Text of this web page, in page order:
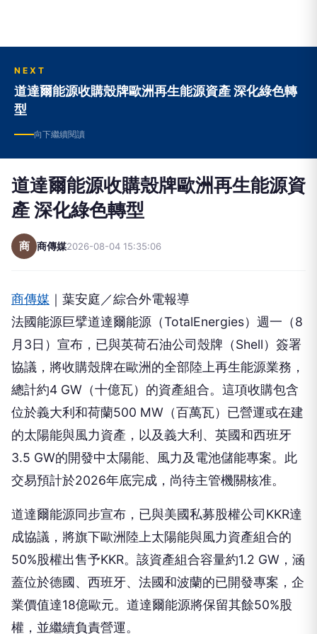
道達爾能源收購殼牌歐洲再生能源資產 深化綠色轉
型
向下繼續閱讀
道達爾能源收購殼牌歐洲再生能源資
產 深化綠色轉型
商 商傳媒 2026-08-04 15:35:06
商傳媒｜葉安庭／綜合外電報導
月3日）宣布，已與英荷石油公司殼牌（Shell）簽署
協議，將收購殼牌在歐洲的全部陸上再生能源業務，
總計約4 GW（十億瓦）的資產組合。這項收購包含
位於義大利和荷蘭500 MW（百萬瓦）已營運或在建
的太陽能與風力資產，以及義大利、英國和西班牙
3.5 GW的開發中太陽能、風力及電池儲能專案。此
交易預計於2026年底完成，尚待主管機關核准。
道達爾能源同步宣布，已與美國私募股權公司KKR達
成協議，將旗下歐洲陸上太陽能與風力資產組合的
50%股權出售予KKR。該資產組合容量約1.2 GW，涵
蓋位於德國、西班牙、法國和波蘭的已開發專案，企
業價值達18億歐元。道達爾能源將保留其餘50%股
權，並繼續負責營運。
廣告